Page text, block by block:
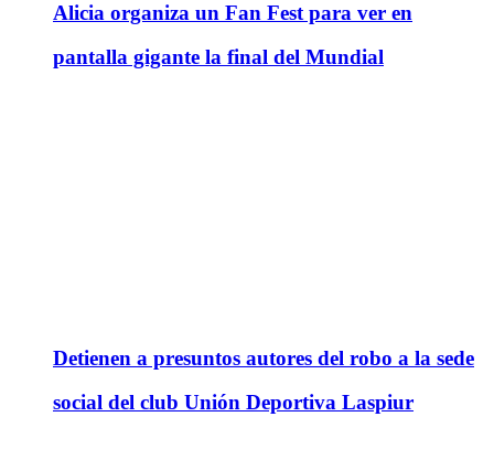
Alicia organiza un Fan Fest para ver en
pantalla gigante la final del Mundial
Detienen a presuntos autores del robo a la sede
social del club Unión Deportiva Laspiur